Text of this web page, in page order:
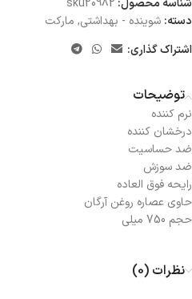
شناسه محصول: sku20982
دسته: شوینده - بهداشتی, مارکت
اشتراک گذاری:
توضیحات
نرم کننده
درخشان کننده
ضد حساسیت
ضد سوزش
رایحه فوق العاده
حاوی عصاره روغن آرگان
حجم 750 میلی
نظرات (0)